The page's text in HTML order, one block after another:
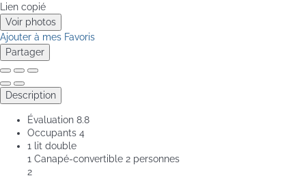
Lien copié
Voir photos
Ajouter à mes Favoris
Partager
Description
Évaluation 8.8
Occupants 4
1 lit double
1 Canapé-convertible 2 personnes
2